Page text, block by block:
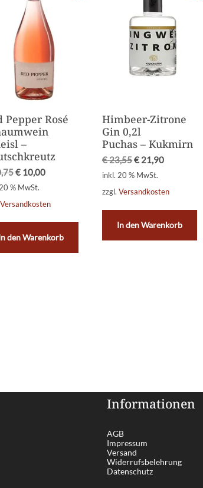
Pepper Rosé
–
€ 10,00
% MwSt.
Versandkosten
den Warenkorb
Himbeer-Zitrone
Gin 0,2l
Puchas – Kukmirn
€23,55€ 21,90
inkl. 20 % MwSt.
zzgl.Versandkosten
In den Warenkorb
Informationen
AGB
Impressum
Versand
Widerrufsbelehrung
Datenschutz